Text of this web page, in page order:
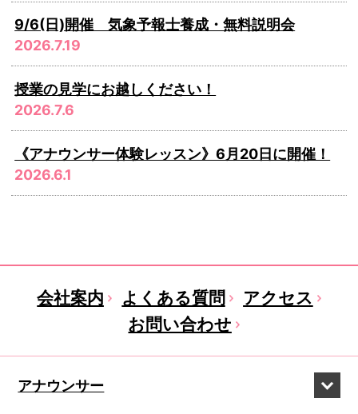
9/6(日)開催 気象予報士養成・無料説明会
2026.7.19
授業の見学にお越しください！
2026.7.6
《アナウンサー体験レッスン》6月20日に開催！
2026.6.1
会社案内 よくある質問
アクセス
お問い合わせ
アナウンサー